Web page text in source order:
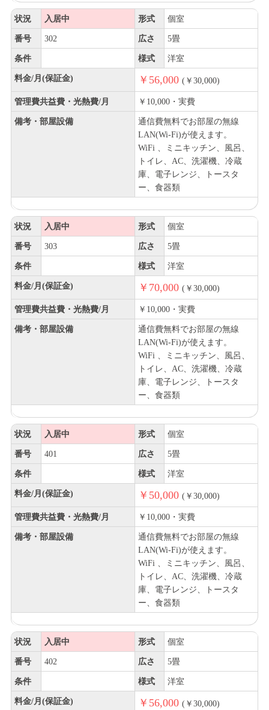
状況 入居中 形式 個室
番号 302 広さ 5畳
条件 様式 洋室
料金/月(保証金) ￥56,000 (￥30,000)
管理費共益費・光熱費/月 ￥10,000・実費
備考・部屋設備
通信費無料でお部屋の無線
LAN(Wi-Fi)が使えます。
WiFi 、ミニキッチン、風呂、
トイレ、AC、洗濯機、冷蔵
庫、電子レンジ、トースタ
ー、食器類
状況 入居中 形式 個室
番号 303 広さ 5畳
条件 様式 洋室
料金/月(保証金) ￥70,000 (￥30,000)
管理費共益費・光熱費/月 ￥10,000・実費
備考・部屋設備
通信費無料でお部屋の無線
LAN(Wi-Fi)が使えます。
WiFi 、ミニキッチン、風呂、
トイレ、AC、洗濯機、冷蔵
庫、電子レンジ、トースタ
ー、食器類
状況 入居中 形式 個室
番号 401 広さ 5畳
条件 様式 洋室
料金/月(保証金) ￥50,000 (￥30,000)
管理費共益費・光熱費/月 ￥10,000・実費
備考・部屋設備
通信費無料でお部屋の無線
LAN(Wi-Fi)が使えます。
WiFi 、ミニキッチン、風呂、
トイレ、AC、洗濯機、冷蔵
庫、電子レンジ、トースタ
ー、食器類
状況 入居中 形式 個室
番号 402 広さ 5畳
条件 様式 洋室
料金/月(保証金) ￥56,000 (￥30,000)